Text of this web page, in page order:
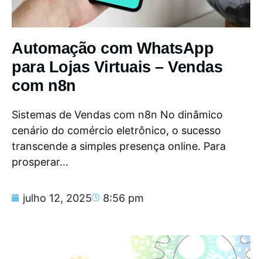
Automação com WhatsApp
para Lojas Virtuais – Vendas
com n8n
Sistemas de Vendas com n8n No dinâmico
cenário do comércio eletrônico, o sucesso
transcende a simples presença online. Para
prosperar...
julho 12, 2025 8:56 pm